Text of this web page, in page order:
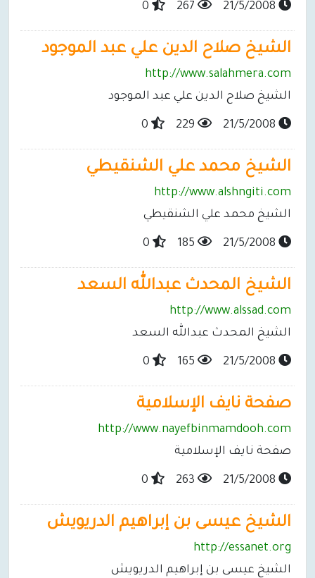
الشيخ صلاح الدين علي عبد الموجود
http://www.salahmera.com
الشيخ صلاح الدين علي عبد الموجود
الشيخ محمد علي الشنقيطي
http://www.alshngiti.com
الشيخ محمد علي الشنقيطي
الشيخ المحدث عبدالله السعد
http://www.alssad.com
الشيخ المحدث عبدالله السعد
صفحة نايف الإسلامية
http://www.nayefbinmamdooh.com
صفحة نايف الإسلامية
الشيخ عيسى بن إبراهيم الدريويش
http://essanet.org
الشيخ عيسى بن إبراهيم الدريويش